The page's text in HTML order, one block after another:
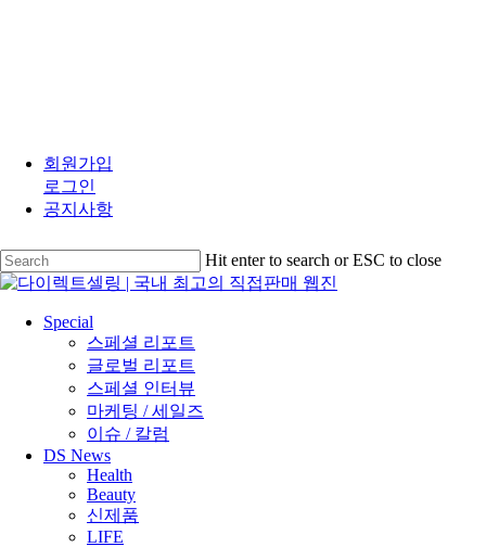
main
content
회원가입
로그인
공지사항
Hit enter to search or ESC to close
Close
search
Menu
Special
스페셜 리포트
글로벌 리포트
스페셜 인터뷰
마케팅 / 세일즈
이슈 / 칼럼
DS News
Health
Beauty
신제품
LIFE